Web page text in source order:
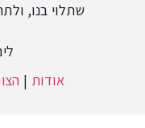
שתלוי בנו,
אודות |